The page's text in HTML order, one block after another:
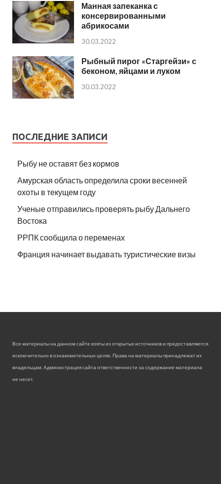
Манная запеканка с
консервированными
абрикосами
30.03.2022
Рыбный пирог «Старгейзи» с
беконом, яйцами и луком
30.03.2022
ПОСЛЕДНИЕ ЗАПИСИ
Рыбу не оставят без кормов
Амурская область определила сроки весенней
охоты в текущем году
Ученые отправились проверять рыбу Дальнего
Востока
РРПК сообщила о переменах
Франция начинает выдавать туристические визы
Все материалы на данном сайте взяты из открытых источников и предоставляются
исключительно в ознакомительных целях. Права на материалы принадлежат их
владельцам. Администрация сайта ответственности за содержание материала
не несет.